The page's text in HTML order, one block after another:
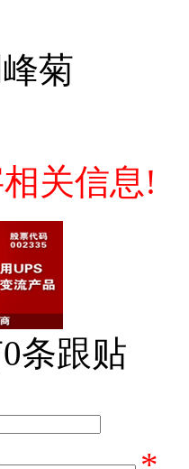
菊
关信息!
0条跟贴